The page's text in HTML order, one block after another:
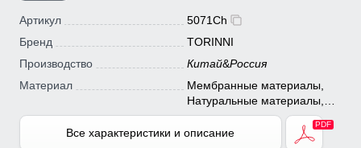
Артикул
5071Ch
Бренд
TORINNI
Производство
Китай&Россия
Материал
Мембранные материалы,
Натуральные материалы,
Полиэстер, Плащевка,
Тефлон, Болонь,
Все характеристики и описание